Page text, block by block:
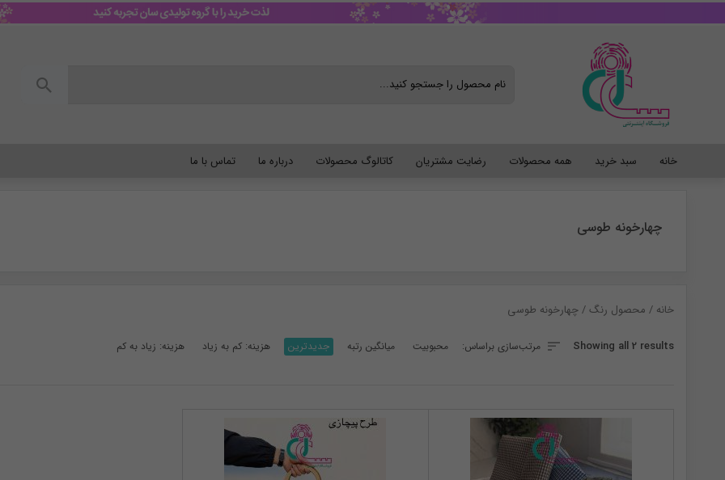
خانه سبد خرید همه محصولات رضایت مشتریان کاتالوگ محصولات درباره ما تماس با ما
چهارخونه طوسی
خانه / محصول رنگ / چهارخونه طوسی
Showing all 2 results
Sortedمرتب‌سازی براساس: محبوبیت میانگین رتبه جدیدترین هزینه: کم به زیاد هزینه: زیاد به کم